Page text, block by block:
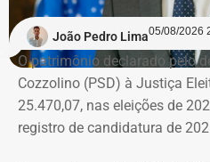
João Pedro Lima05/08/2026
O patrimônio declarado pelo
Cozzolino (PSD) à Justiça
25.470,07, nas eleições de
registro de candidatura de